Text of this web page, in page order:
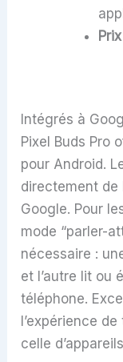
Intégrés à
Pixel Buds Pro
pour Android.
directement de
Google. Pour
mode “parler-
nécessaire :
et l’autre lit ou
téléphone.
l’expérience
celle